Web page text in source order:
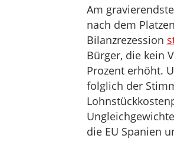
Am
nach dem
Bilanzrezession
Bürger, die kein
Prozent erhöht.
folglich der
die EU Spanien